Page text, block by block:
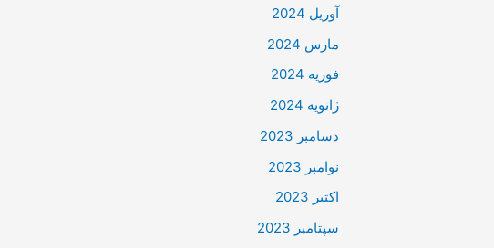
آوریل 2024
مارس 2024
فوریه 2024
ژانویه 2024
دسامبر 2023
نوامبر 2023
اکتبر 2023
سپتامبر 2023